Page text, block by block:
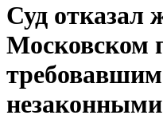
Суд отказал
Московском